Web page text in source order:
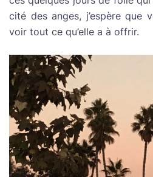
cité des anges, j’espère que
voir tout ce qu’elle a à offrir.